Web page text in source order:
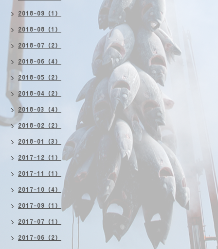
2018-09（1）
2018-08（1）
2018-07（2）
2018-06（4）
2018-05（2）
2018-04（2）
2018-03（4）
2018-02（2）
2018-01（3）
2017-12（1）
2017-11（1）
2017-10（4）
2017-09（1）
2017-07（1）
2017-06（2）